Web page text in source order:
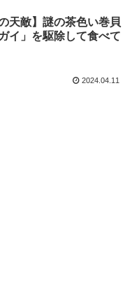
天敵】謎の茶色い巻貝
イ」を駆除して食べて
2024.04.11